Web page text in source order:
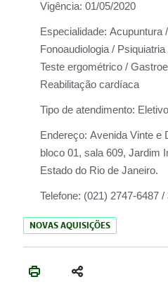
Vigência: 01/05/2020
Especialidade: Acupuntura
Fonoaudiologia /
Teste ergométrico /
Reabilitação cardíaca
Tipo de atendimento: Eletivo
Endereço: Avenida Vinte e
bloco 01, sala 609, Jardim
Estado do Rio de Janeiro.
Telefone: (021) 2747-6487 /
NOVAS AQUISIÇÕES